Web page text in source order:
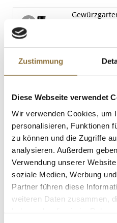
Zustimmung
Diese Webseite verwendet
Wir verwenden Cookies, um
personalisieren, Funktionen
zu können und die Zugriffe
analysieren. Außerdem
Verwendung unserer
soziale Medien, Werbung
Partner führen diese
weiteren Daten zusammen,
0 g
Salz
€ 7,68
€ 30,72
St.
Vadouvan -
fermentiert,
Art.Nr.:50722